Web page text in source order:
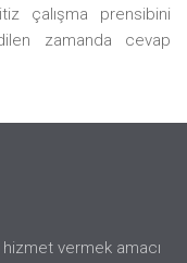
çalışma prensibini
zamanda cevap
vermek amacı